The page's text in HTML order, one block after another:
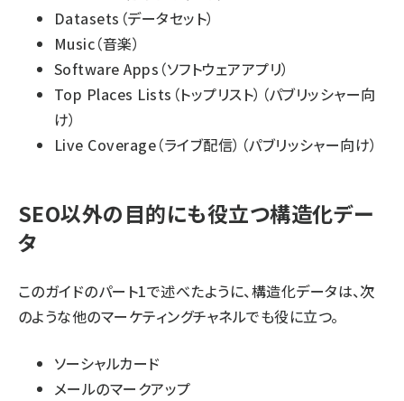
Datasets （データセット）
Music（音楽）
Software Apps （ソフトウェアアプリ）
Top Places Lists （トップリスト）（パブリッシャー向
け）
Live Coverage（ライブ配信）（パブリッシャー向け）
SEO以外の目的にも役立つ構造化デー
タ
このガイドのパート1で述べたように、構造化データは、次
のような他のマーケティングチャネルでも役に立つ。
ソーシャルカード
メールのマークアップ